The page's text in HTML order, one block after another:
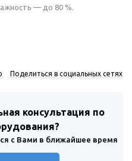
— до 80 %.
Поделиться в социальных сетях
консультация по
с Вами в ближайшее время